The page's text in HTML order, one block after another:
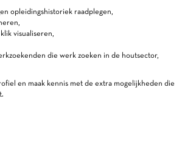
opleidingshistoriek raadplegen,
visualiseren,
die werk zoeken in de houtsector,
en maak kennis met de extra mogelijkheden die